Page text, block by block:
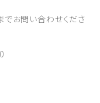
でお問い合わせくださ